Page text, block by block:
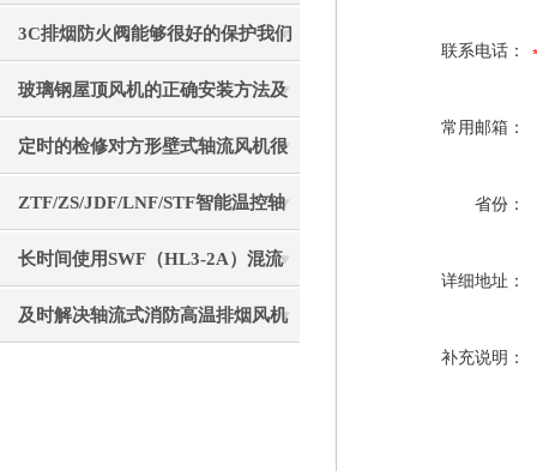
法
3C排烟防火阀能够很好的保护我们
的生命财产安全
玻璃钢屋顶风机的正确安装方法及
实用操作技巧分享
定时的检修对方形壁式轴流风机很
有必要
ZTF/ZS/JDF/LNF/STF智能温控轴
流风机介绍
长时间使用SWF（HL3-2A）混流
风机后要注意清理
及时解决轴流式消防高温排烟风机
联系电话：
常用邮箱：
省份：
详细地址：
补充说明：